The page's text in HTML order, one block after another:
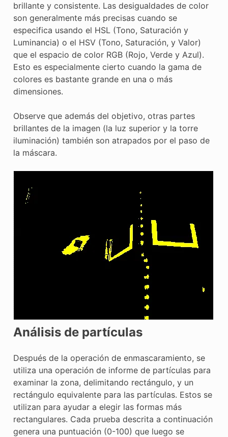
brillante y consistente. Las desigualdades de color
son generalmente más precisas cuando se
especifica usando el HSL (Tono, Saturación y
Luminancia) o el HSV (Tono, Saturación, y Valor)
que el espacio de color RGB (Rojo, Verde y Azul).
Esto es especialmente cierto cuando la gama de
colores es bastante grande en una o más
dimensiones.
Observe que además del objetivo, otras partes
brillantes de la imagen (la luz superior y la torre
iluminación) también son atrapados por el paso de
la máscara.
Análisis de partículas
Después de la operación de enmascaramiento, se
utiliza una operación de informe de partículas para
examinar la zona, delimitando rectángulo, y un
rectángulo equivalente para las partículas. Estos se
utilizan para ayudar a elegir las formas más
rectangulares. Cada prueba descrita a continuación
genera una puntuación (0-100) que luego se